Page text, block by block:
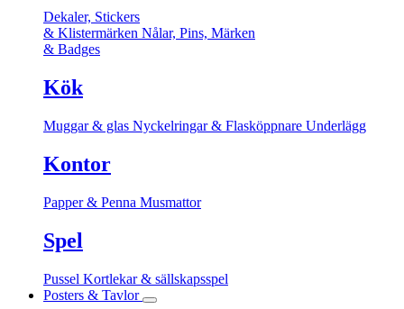
Dekaler, Stickers
& Klistermärken Nålar, Pins, Märken
& Badges
Kök
Muggar & glas Nyckelringar & Flasköppnare Underlägg
Kontor
Papper & Penna Musmattor
Spel
Pussel Kortlekar & sällskapsspel
Posters & Tavlor